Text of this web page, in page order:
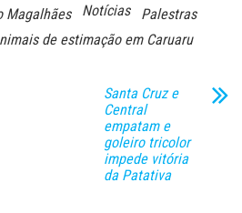
Magalhães Notícias
Palestras
de estimação em Caruaru
Santa Cruz e
Central
empatam e
goleiro tricolor
impede vitória
da Patativa